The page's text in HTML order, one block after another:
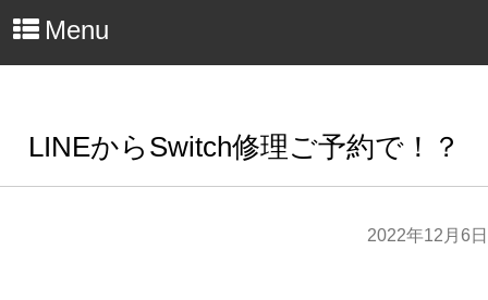
Menu
LINEからSwitch修理ご予約で！？
2022年12月6日